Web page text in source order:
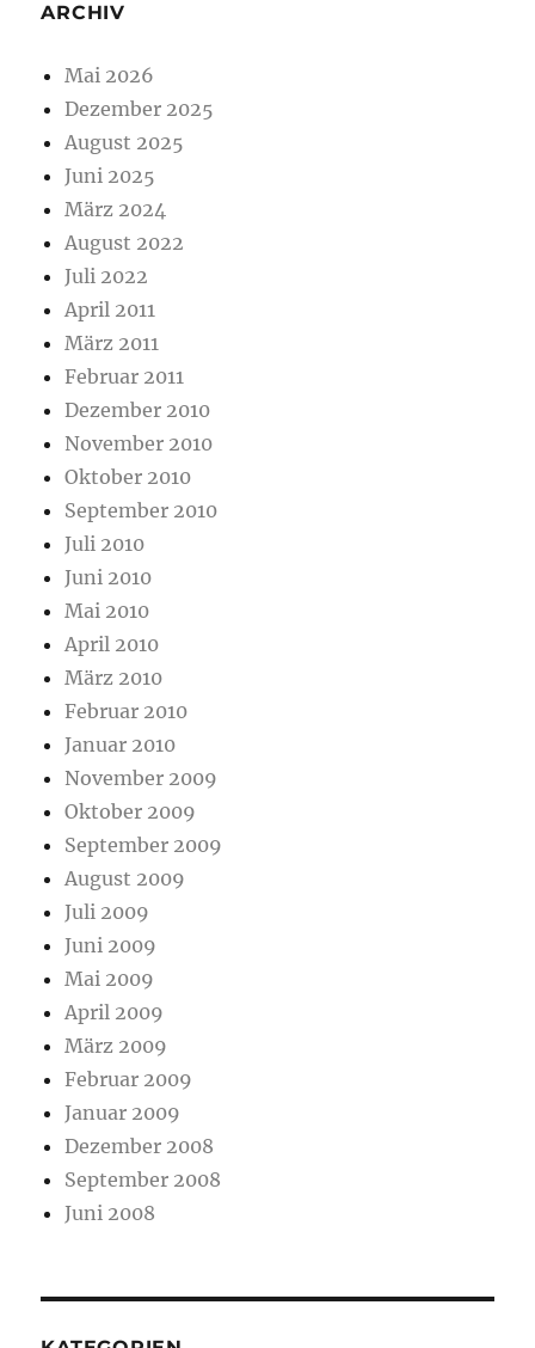
ARCHIV
Mai 2026
Dezember 2025
August 2025
Juni 2025
März 2024
August 2022
Juli 2022
April 2011
März 2011
Februar 2011
Dezember 2010
November 2010
Oktober 2010
September 2010
Juli 2010
Juni 2010
Mai 2010
April 2010
März 2010
Februar 2010
Januar 2010
November 2009
Oktober 2009
September 2009
August 2009
Juli 2009
Juni 2009
Mai 2009
April 2009
März 2009
Februar 2009
Januar 2009
Dezember 2008
September 2008
Juni 2008